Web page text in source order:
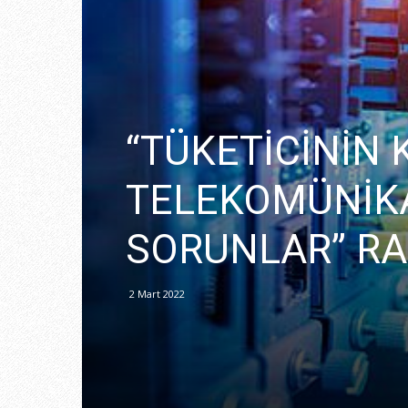
“TÜKETİCİNİN
SORUNLAR”
2 Mart 2022